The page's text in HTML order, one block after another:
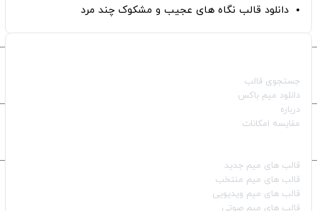
دانلود قالب نگاه های عجیب و مشکوک چند مرد
جستجوی قالب
دانلود میم باکس
درباره
مقایسه امکانات
قالب‌ های میم جدید
قالب‌ های میم منتخب
قالب‌ های میم ویدیویی
قالب‌ های میم صوتی